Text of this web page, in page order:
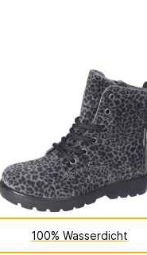
100% Wasserdicht